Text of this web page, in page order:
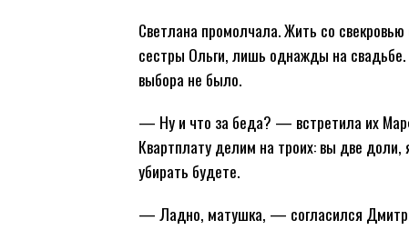
Светлана промолчала. Жить со
сестры Ольги, лишь однажды на
выбора не было.
— Ну и что за беда? — встретила их
Квартплату делим на троих: вы две
убирать будете.
— Ладно, матушка, — согласился